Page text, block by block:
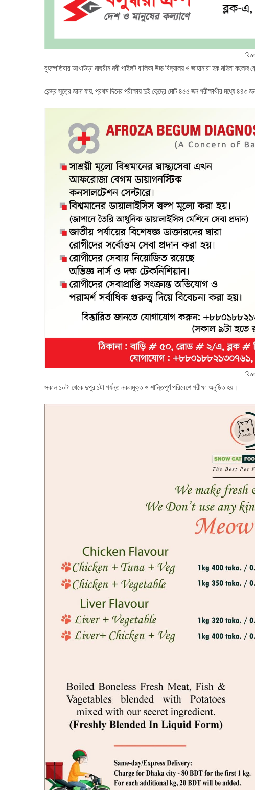
বৃহস্পতিবার আখাউড়া নাছরীন নবী পাইলট বালিকা উচ্চ বিদ্যালয় ও জাহানারা হক মহিলা কলেজ
কেন্দ্র সূত্রে জানা যায়, প্রথম দিনের পরীক্ষায় দুই কেন্দ্রে মোট ৪৫৫ জন পরীক্ষার্থীর
সকাল ১০টা থেকে দুপুর ১টা পর্যন্ত নকলমুক্ত ও শান্তিপূর্ণ পরিবেশে পরীক্ষা অনুষ্ঠিত হয়।